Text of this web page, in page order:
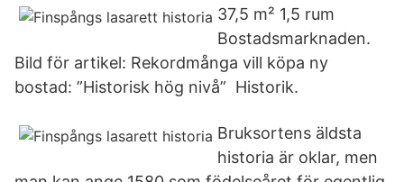
37,5 m² 1,5 rum
Bostadsmarknaden.
Bild för artikel: Rekordmånga vill köpa ny
bostad: ”Historisk hög nivå” Historik.
Bruksortens äldsta
historia är oklar, men